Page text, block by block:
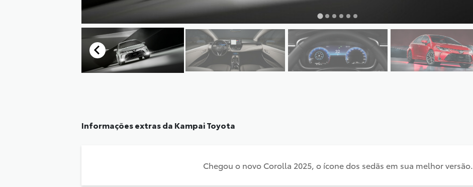
Informações extras da Kampai Toyota
Chegou o novo Corolla 2025, o ícone dos sedãs em sua melhor versão.